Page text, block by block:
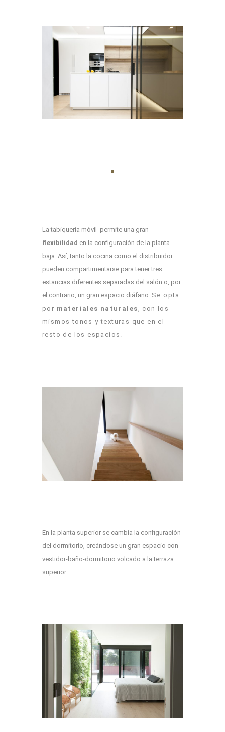
La tabiquería móvil permite una gran
flexibilidad en la configuración de la planta
baja. Así, tanto la cocina como el distribuidor
pueden compartimentarse para tener tres
estancias diferentes separadas del salón o, por
el contrario, un gran espacio diáfano. Se opta
por materiales naturales , con los
mismos tonos y texturas que en el
resto de los espacios.
En la planta superior se cambia la configuración
del dormitorio, creándose un gran espacio con
vestidor-baño-dormitorio volcado a la terraza
superior.